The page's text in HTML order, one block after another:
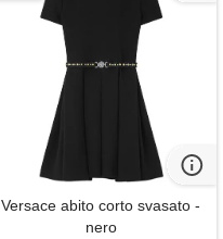
Versace abito corto svasato -
nero